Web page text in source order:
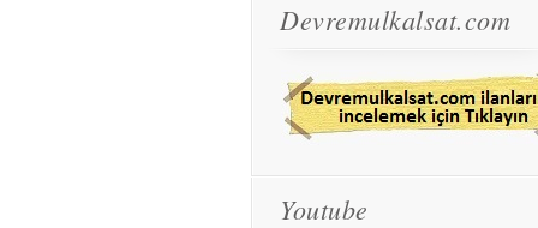
Devremulkalsat.com
Youtube